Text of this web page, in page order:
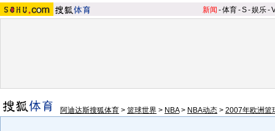
新闻 -体育-S-娱乐-
阿迪达斯搜狐体育 > 篮球世界 > NBA> NBA动态 > 2007年欧洲篮